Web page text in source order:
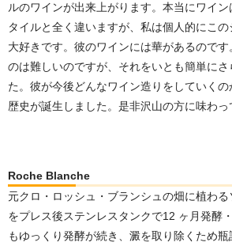
ルのワインが出来上がります。本当にワイ
タイルと全く違いますが、私は個人的にこ
大好きです。彼のワインには華があるので
のは難しいのですが、それをいとも簡単に
た。彼が今後どんなワイン造りをしていく
歴史が誕生しました。是非沢山の方に味わっ
Roche Blanche
元クロ・ロッシュ・ブランシュの畑に植わ
をプレス後ステンレスタンクで12 ヶ月発酵
もゆっくり発酵が続き、澱を取り除くため